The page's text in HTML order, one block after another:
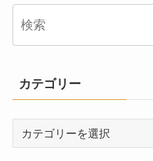
カテゴリー